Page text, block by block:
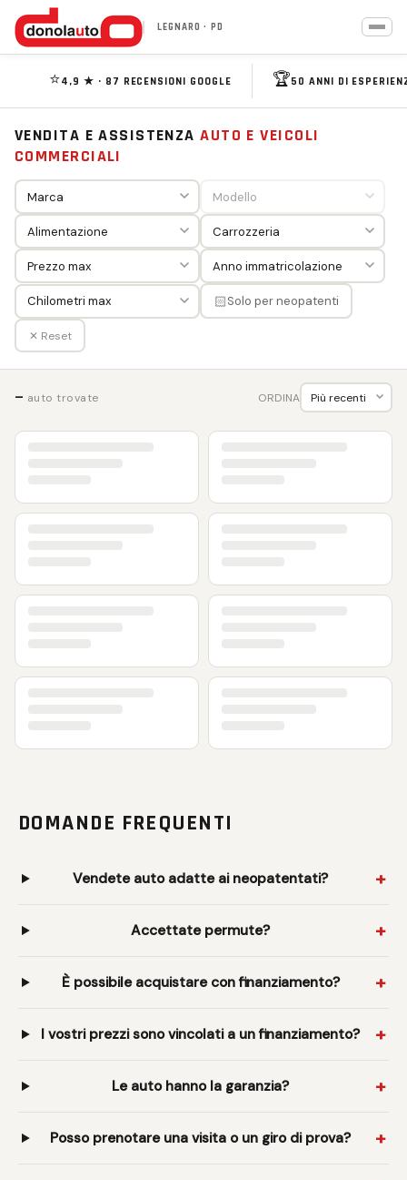
LEGNARO · PD
⭐4,9 ★ · 87 RECENSIONI GOOGLE 🏆50 ANNI DI
VENDITA E ASSISTENZAAUTO E VEICOLI
COMMERCIALI
🏻Solo per neopatenti
✕ Reset
— auto trovate ORDINA
DOMANDE FREQUENTI
Vendete auto adatte ai neopatentati?
Accettate permute?
È possibile acquistare con finanziamento?
I vostri prezzi sono vincolati a un finanziamento?
Le auto hanno la garanzia?
Posso prenotare una visita o un giro di prova?